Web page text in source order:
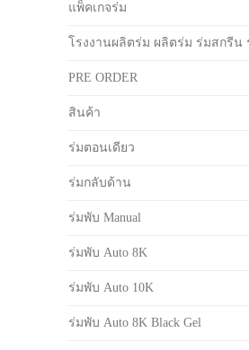
แพ็คเกจร่ม
โรงงานผลิตร่ม ผลิตร่ม ร่มสกรีน
PRE ORDER
สินค้า
ร่มตอนเดียว
ร่มกลับด้าน
ร่มพับ Manual
ร่มพับ Auto 8K
ร่มพับ Auto 10K
ร่มพับ Auto 8K Black Gel